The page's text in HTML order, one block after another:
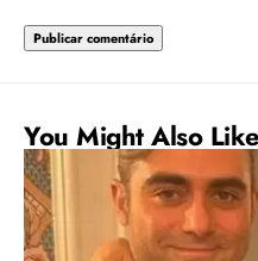
You Might Also